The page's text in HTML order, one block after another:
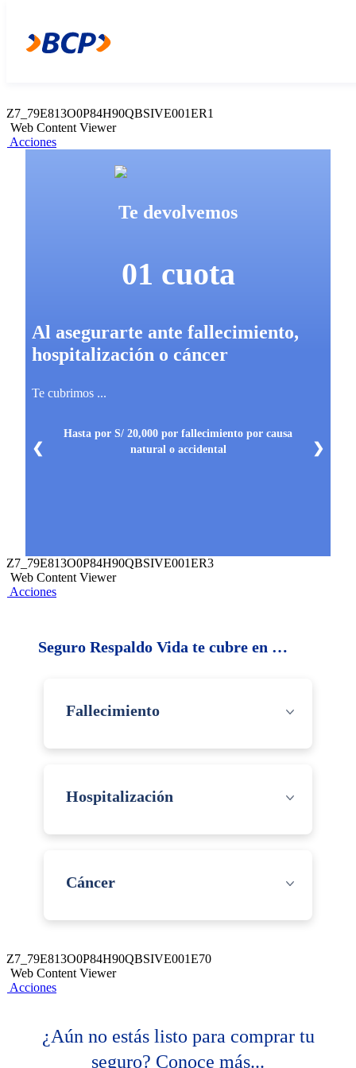
Acciones
Z7_79E813O0P84H90QBSIVE001ER1
Web Content Viewer
Acciones
Te devolvemos
01 cuota
Al asegurarte ante fallecimiento,
hospitalización o cáncer
Te cubrimos ...
Hasta por S/ 20,000 por fallecimiento por causa
natural o accidental
❮ ❯
Z7_79E813O0P84H90QBSIVE001ER3
Web Content Viewer
Acciones
Seguro Respaldo Vida te cubre en …
Fallecimiento
Hospitalización
Cáncer
Z7_79E813O0P84H90QBSIVE001E70
Web Content Viewer
Acciones
¿Aún no estás listo para comprar tu
seguro? Conoce más...